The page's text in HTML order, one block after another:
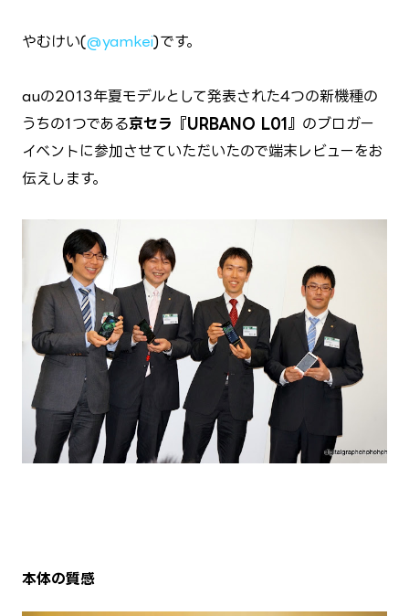
やむけい(@yamkei)です。
auの2013年夏モデルとして発表された4つの新機種の
うちの1つである京セラ『URBANO L01』 のブロガー
イベントに参加させていただいたので端末レビューをお
伝えします。
本体の質感